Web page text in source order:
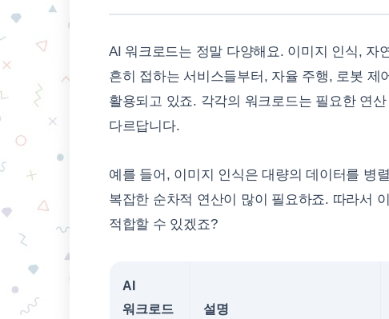
AI 워크로드는 정말 다양해요. 이미지 인식, 자
흔히 접하는 서비스들부터, 자율 주행, 로봇 제
활용되고 있죠. 각각의 워크로드는 필요한 연
다르답니다.
예를 들어, 이미지 인식은 대량의 데이터를 병
복잡한 순차적 연산이 많이 필요하죠. 따라서
적합할 수 있겠죠?
AI
워크로드
설명